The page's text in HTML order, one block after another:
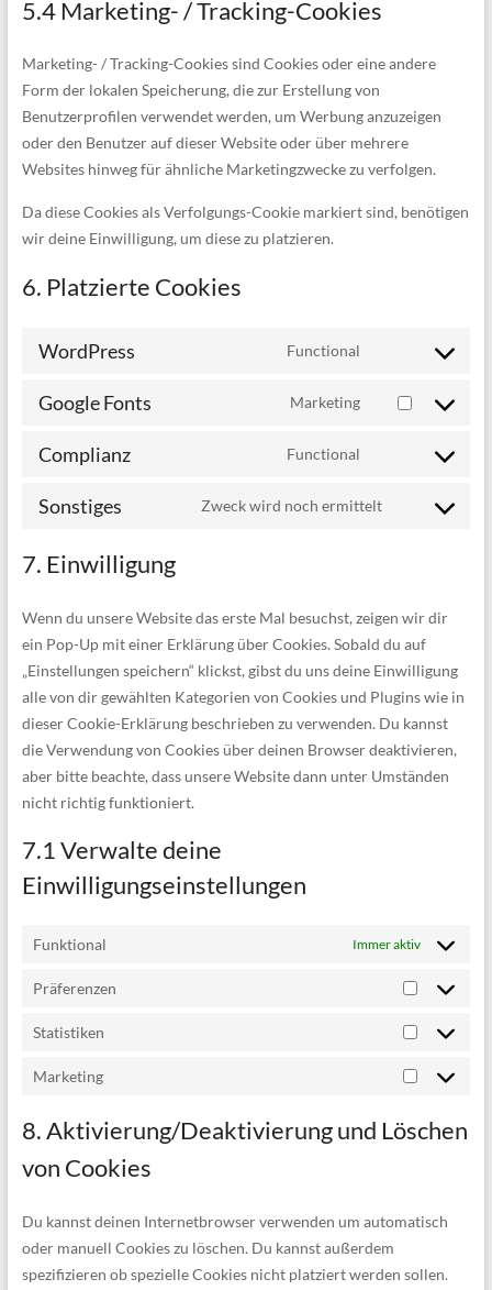
5.4 Marketing- / Tracking-Cookies
Marketing- / Tracking-Cookies sind Cookies oder eine andere
Form der lokalen Speicherung, die zur Erstellung von
Benutzerprofilen verwendet werden, um Werbung anzuzeigen
oder den Benutzer auf dieser Website oder über mehrere
Websites hinweg für ähnliche Marketingzwecke zu verfolgen.
Da diese Cookies als Verfolgungs-Cookie markiert sind, benötigen
wir deine Einwilligung, um diese zu platzieren.
6. Platzierte Cookies
WordPress Functional
service
Google Fonts Marketing
Consent
fonts
Complianz Functional
service
Sonstiges Zweck wird noch ermittelt
Consent
7. Einwilligung
Wenn du unsere Website das erste Mal besuchst, zeigen wir dir
ein Pop-Up mit einer Erklärung über Cookies. Sobald du auf
„Einstellungen speichern“ klickst, gibst du uns deine Einwilligung
alle von dir gewählten Kategorien von Cookies und Plugins wie in
dieser Cookie-Erklärung beschrieben zu verwenden. Du kannst
die Verwendung von Cookies über deinen Browser deaktivieren,
aber bitte beachte, dass unsere Website dann unter Umständen
nicht richtig funktioniert.
7.1 Verwalte deine
Einwilligungseinstellungen
Funktional Immer aktiv
Präferenzen
Statistiken
Statistiken
Marketing
Marketing
8. Aktivierung/Deaktivierung und Löschen
von Cookies
Du kannst deinen Internetbrowser verwenden um automatisch
oder manuell Cookies zu löschen. Du kannst außerdem
spezifizieren ob spezielle Cookies nicht platziert werden sollen.